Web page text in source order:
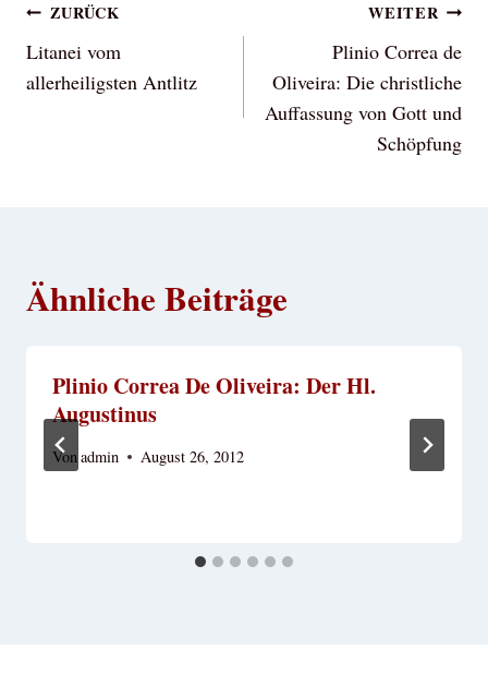
Beitragsnavigation
ZURÜCK
Litanei vom
allerheiligsten Antlitz
WEITER
Plinio Correa de
Oliveira: Die christliche
Auffassung von Gott und
Schöpfung
Ähnliche Beiträge
Plinio Correa De Oliveira: Der Hl.
Augustinus
Vonadmin August 26, 2012